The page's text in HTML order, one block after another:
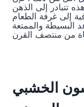
تتبادر إلى الذهن
إلى غرفة الطعام
البسيطة والممتعة
الخشبي